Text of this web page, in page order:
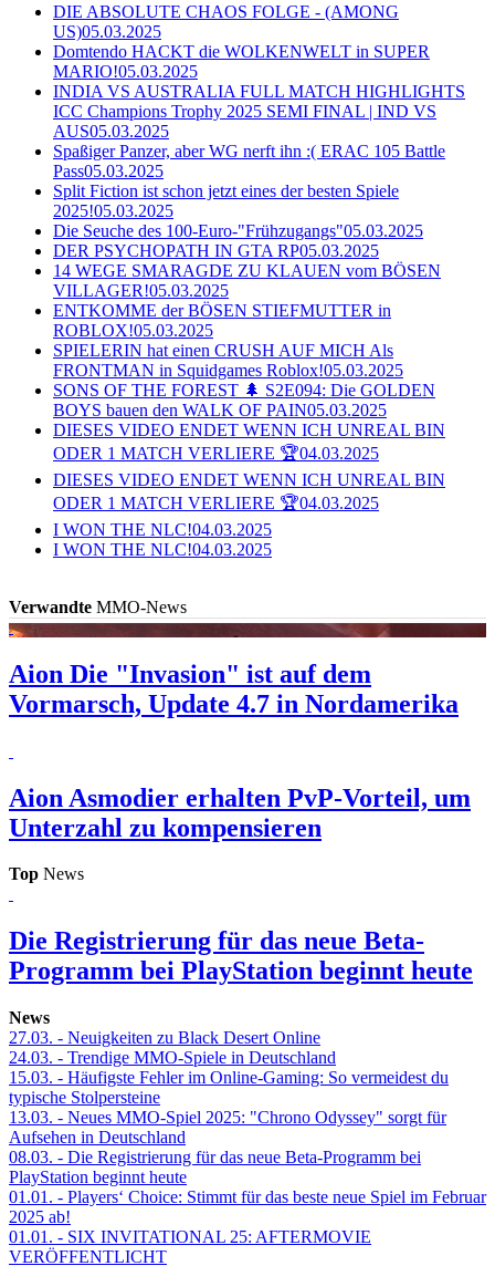
DIE ABSOLUTE CHAOS FOLGE - (AMONG
US)05.03.2025
Domtendo HACKT die WOLKENWELT in SUPER
MARIO!05.03.2025
INDIA VS AUSTRALIA FULL MATCH HIGHLIGHTS
ICC Champions Trophy 2025 SEMI FINAL | IND VS
AUS05.03.2025
Spaßiger Panzer, aber WG nerft ihn :( ERAC 105 Battle
Pass05.03.2025
Split Fiction ist schon jetzt eines der besten Spiele
2025!05.03.2025
Die Seuche des 100-Euro-"Frühzugangs"05.03.2025
DER PSYCHOPATH IN GTA RP05.03.2025
14 WEGE SMARAGDE ZU KLAUEN vom BÖSEN
VILLAGER!05.03.2025
ENTKOMME der BÖSEN STIEFMUTTER in
ROBLOX!05.03.2025
SPIELERIN hat einen CRUSH AUF MICH Als
FRONTMAN in Squidgames Roblox!05.03.2025
SONS OF THE FOREST 🌲 S2E094: Die GOLDEN
BOYS bauen den WALK OF PAIN05.03.2025
DIESES VIDEO ENDET WENN ICH UNREAL BIN
ODER 1 MATCH VERLIERE 🏆04.03.2025
DIESES VIDEO ENDET WENN ICH UNREAL BIN
ODER 1 MATCH VERLIERE 🏆04.03.2025
I WON THE NLC!04.03.2025
I WON THE NLC!04.03.2025
Verwandte MMO-News
Aion Die "Invasion" ist auf dem
Vormarsch, Update 4.7 in Nordamerika
Aion Asmodier erhalten PvP-Vorteil, um
Unterzahl zu kompensieren
Top News
Die Registrierung für das neue Beta-
Programm bei PlayStation beginnt heute
News
27.03. - Neuigkeiten zu Black Desert Online
24.03. - Trendige MMO-Spiele in Deutschland
15.03. - Häufigste Fehler im Online-Gaming: So vermeidest du
typische Stolpersteine
13.03. - Neues MMO-Spiel 2025: "Chrono Odyssey" sorgt für
Aufsehen in Deutschland
08.03. - Die Registrierung für das neue Beta-Programm bei
PlayStation beginnt heute
01.01. - Players‘ Choice: Stimmt für das beste neue Spiel im Februar
2025 ab!
01.01. - SIX INVITATIONAL 25: AFTERMOVIE
VERÖFFENTLICHT